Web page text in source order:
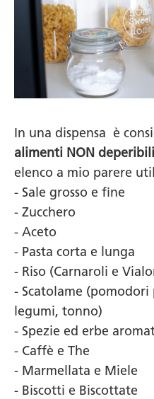
In una dispensa è
alimenti NON deperibili
elenco a mio parere
- Sale grosso e fine
- Zucchero
- Aceto
- Pasta corta e lunga
- Riso (Carnaroli e
- Scatolame (pomodori
legumi, tonno)
- Spezie ed erbe
- Caffè e The
- Marmellata e Miele
- Biscotti e Biscottate